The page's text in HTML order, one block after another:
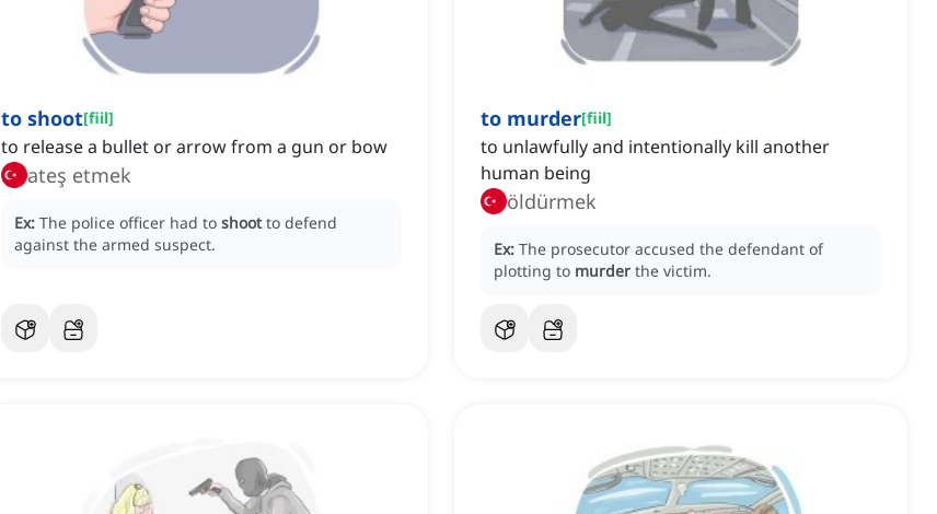
to shoot[fiil]
to release a bullet or arrow from a gun or bow
ateş etmek
Ex: The police officer had to shoot to defend
against the armed suspect.
to murder[fiil]
to unlawfully and intentionally kill another
human being
öldürmek
Ex: The prosecutor accused the defendant of
plotting to murder the victim.